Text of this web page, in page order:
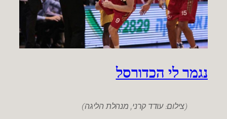
נגמר לי הכדורסל
(צילום: עודד קרני, מנהלת הליגה)